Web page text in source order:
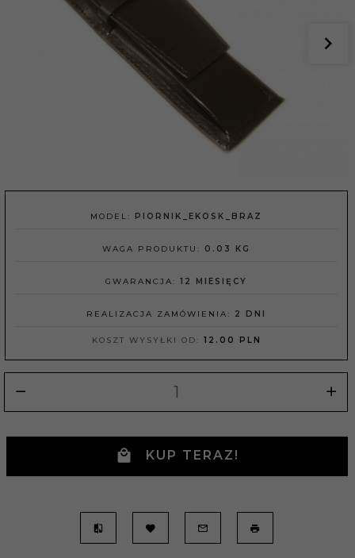
MODEL: PIORNIK_EKOSK_BRAZ
WAGA PRODUKTU: 0.03 KG
GWARANCJA: 12 MIESIĘCY
REALIZACJA ZAMÓWIENIA: 2 DNI
KOSZT WYSYŁKI OD: 12.00 PLN
KUP TERAZ!